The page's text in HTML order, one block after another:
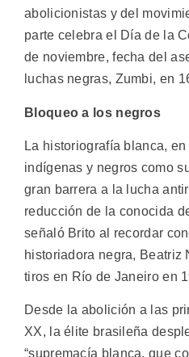
abolicionistas y del
parte celebra el Día de la
de noviembre, fecha del
luchas negras, Zumbi, en
Bloqueo a los negros
La historiografía blanca,
indígenas y negros como
gran barrera a la lucha
reducción de la conocida
señaló Brito al recordar
historiadora negra, Beatriz
tiros en Río de Janeiro en
Desde la abolición a las
XX, la élite brasileña
“supremacía blanca, que